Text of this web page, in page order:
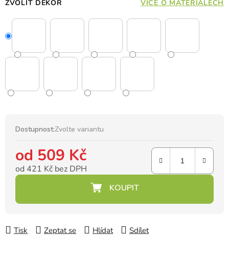
ZVOLIT DEKOR VÍCE O MATERIÁLECH
Dostupnost:Zvolte variantu
od 509 Kč
od 421 Kč bez DPH
Měrná cena:
Tisk Zeptat se Hlídat Sdílet